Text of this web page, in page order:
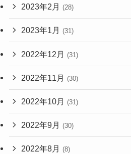
2023年2月 (28)
2023年1月 (31)
2022年12月 (31)
2022年11月 (30)
2022年10月 (31)
2022年9月 (30)
2022年8月 (8)